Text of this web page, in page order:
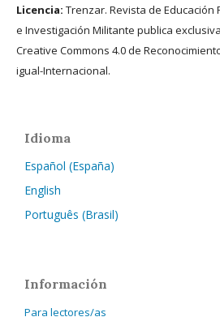
Licencia: Trenzar. Revista de Educación
e Investigación Militante publica
Creative Commons 4.0 de
igual-Internacional.
Idioma
Español (España)
English
Português (Brasil)
Información
Para lectores/as